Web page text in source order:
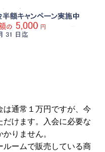
通常１万円ですが、今
けます。入会に必要な
りません。
ームで販売している商